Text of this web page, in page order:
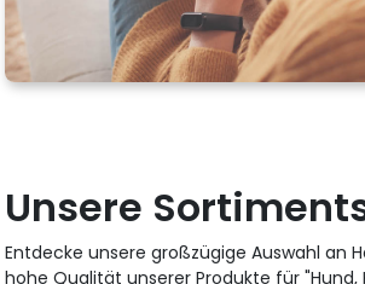
Unsere
Entdecke unsere großzügige Auswahl an
hohe Qualität unserer Produkte für "Hund,